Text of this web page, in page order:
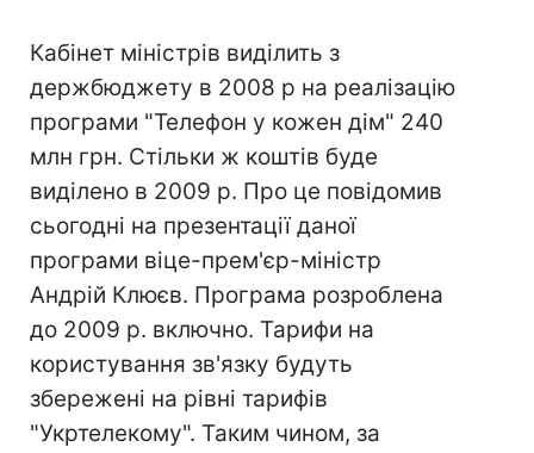
Кабінет міністрів виділить з
держбюджету в 2008 р на реалізацію
програми "Телефон у кожен дім" 240
млн грн. Стільки ж коштів буде
виділено в 2009 р. Про це повідомив
сьогодні на презентації даної
програми віце-прем'єр-міністр
Андрій Клюєв. Програма розроблена
до 2009 р. включно. Тарифи на
користування зв'язку будуть
збережені на рівні тарифів
"Укртелекому". Таким чином, за